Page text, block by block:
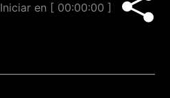
Iniciar en [ 00:00:00 ]